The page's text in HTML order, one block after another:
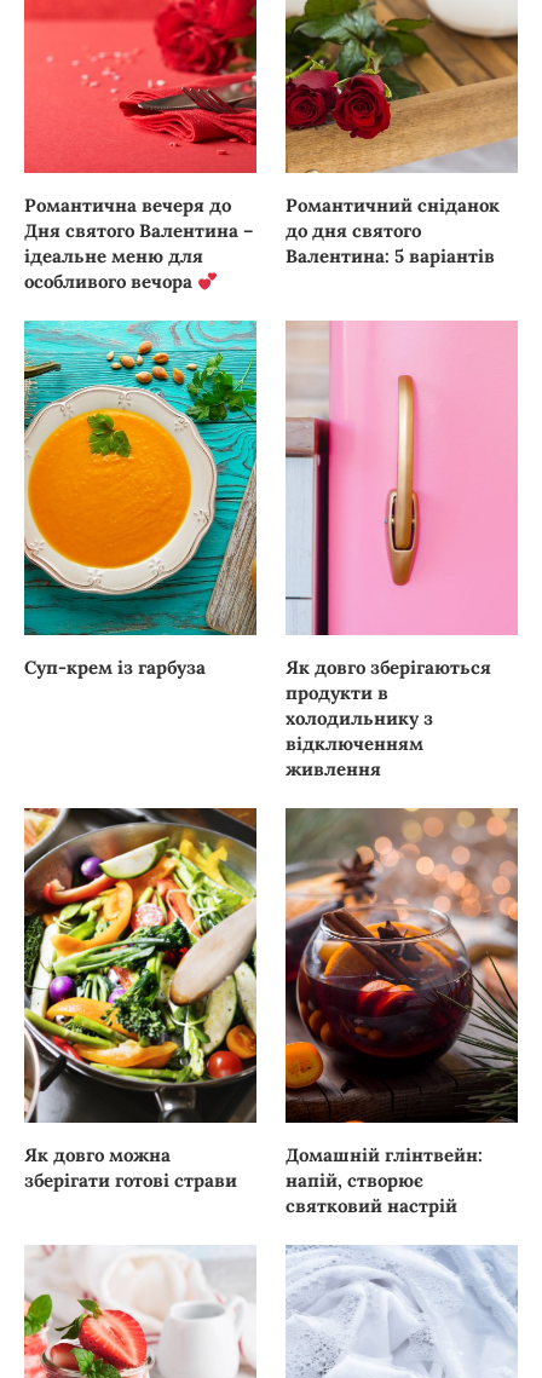
Романтична вечеря до
Дня святого Валентина –
ідеальне меню для
особливого вечора
Романтичний сніданок
до дня святого
Валентина: 5 варіантів
Суп-крем із гарбуза
Як довго зберігаються
продукти в
холодильнику з
відключенням
живлення
Як довго можна
зберігати готові страви
Домашній глінтвейн:
напій, створює
святковий настрій